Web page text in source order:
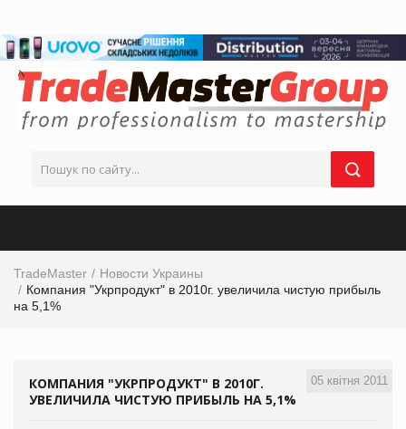
TradeMaster
Новости Украины
Компания "Укрпродукт" в 2010г. увеличила чистую прибыль
на 5,1%
05 квітня 2011
КОМПАНИЯ "УКРПРОДУКТ" В 2010Г.
УВЕЛИЧИЛА ЧИСТУЮ ПРИБЫЛЬ НА 5,1%